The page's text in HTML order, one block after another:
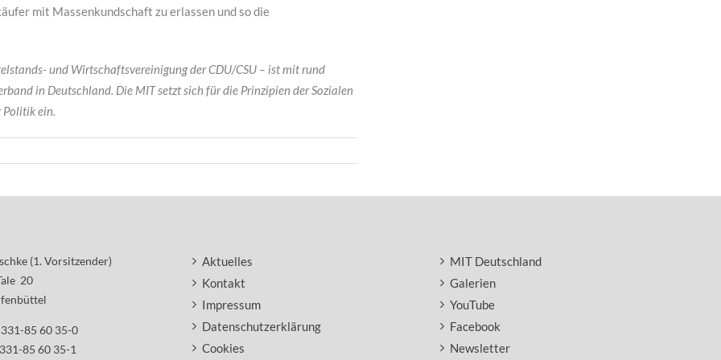
mit Massenkundschaft zu erlassen und so die
und Wirtschaftsvereinigung der CDU/CSU – ist mit rund
in Deutschland. Die MIT setzt sich für die Prinzipien der Sozialen
ein.
(1. Vorsitzender)
20
85 60 35-0
85 60 35-1
Aktuelles
Kontakt
Impressum
Datenschutzerklärung
Cookies
MIT Deutschland
Galerien
YouTube
Facebook
Newsletter